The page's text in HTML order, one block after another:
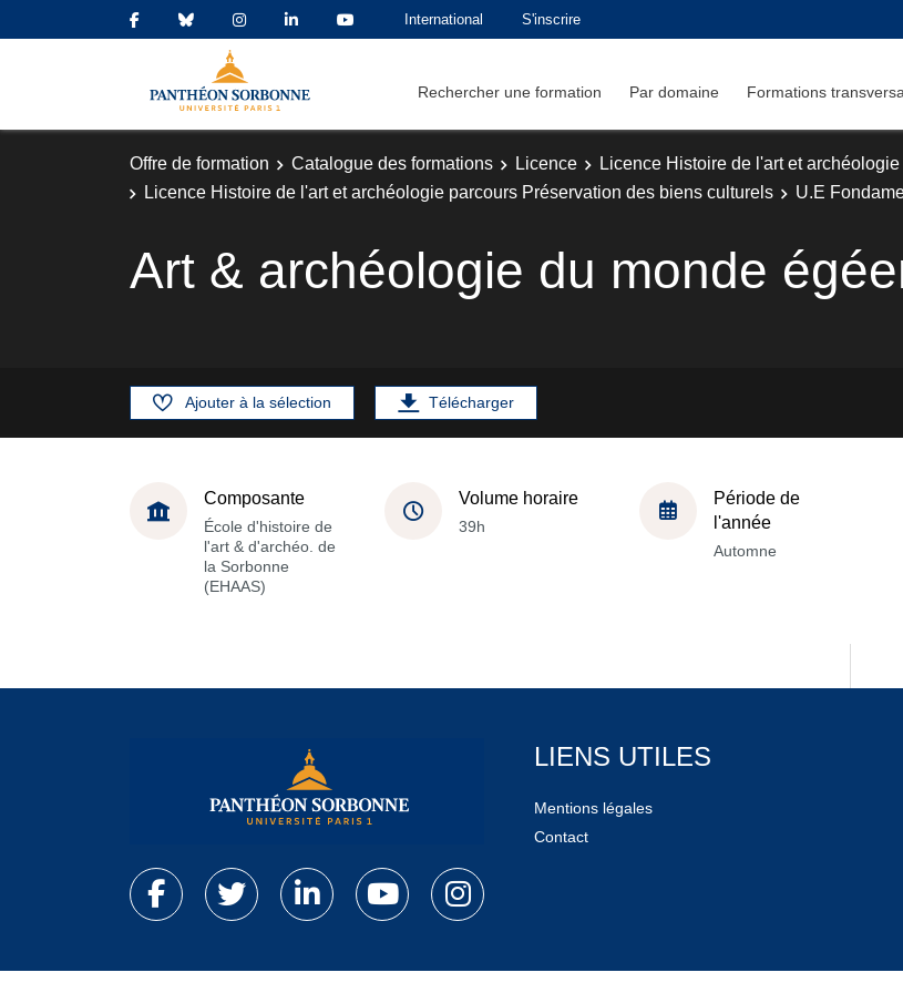
International S'inscrire
Rechercher une formation Par domaine Formations
Offre de formation Catalogue des formations Licence
Licence Histoire de l'art et archéologie
Licence Histoire de l'art et archéologie parcours Préservation des biens culturels
U.E
Art & archéologie du monde
Ajouter à la sélection Télécharger
Composante
École d'histoire de
l'art & d'archéo. de
la Sorbonne
(EHAAS)
Volume horaire
39h
Période de
l'année
Automne
LIENS UTILES
Mentions légales
Contact